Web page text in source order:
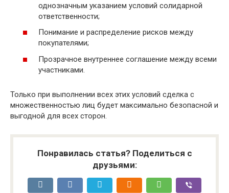
однозначным указанием условий солидарной
ответственности;
Понимание и распределение рисков между
покупателями;
Прозрачное внутреннее соглашение между всеми
участниками.
Только при выполнении всех этих условий сделка с
множественностью лиц будет максимально безопасной и
выгодной для всех сторон.
Понравилась статья? Поделиться с
друзьями: